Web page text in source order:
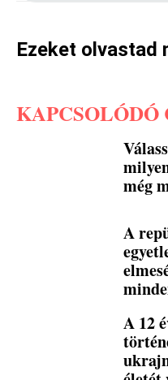
Ezeket olvastad
még
A
A 12